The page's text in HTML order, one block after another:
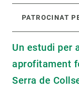
PATROCINAT
Un estudi per
aprofitament
Serra de